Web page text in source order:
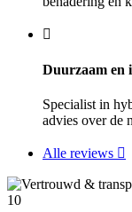
Duurzaam en
Specialist in
advies over de
Alle reviews
10